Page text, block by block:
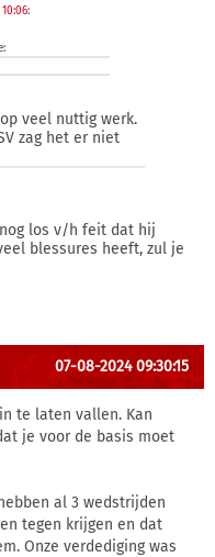
:
veel nuttig werk.
zag het er niet
los v/h feit dat hij
blessures heeft, zul je
07-08-2024 09:30:15
te laten vallen. Kan
je voor de basis moet
al 3 wedstrijden
tegen krijgen en dat
Onze verdediging was